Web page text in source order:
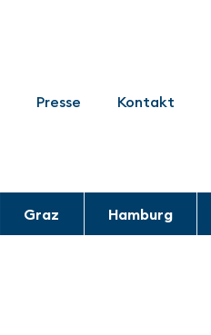
Presse Kontakt
Graz Hamburg